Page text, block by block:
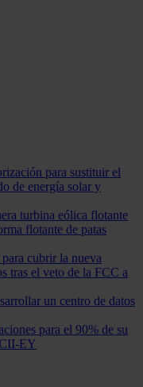
para sustituir el
de energía solar y
turbina eólica flotante
flotante de patas
cubrir la nueva
tras el veto de la FCC a
un centro de datos
para el 90% de su
EY